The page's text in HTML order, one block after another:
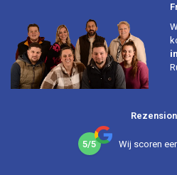
5/5 Wij scoren